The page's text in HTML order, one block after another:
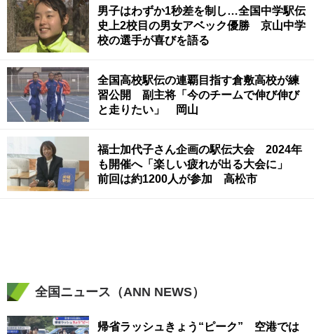
男子はわずか1秒差を制し…全国中学駅伝
史上2校目の男女アベック優勝 京山中学
校の選手が喜びを語る
全国高校駅伝の連覇目指す倉敷高校が練
習公開 副主将「今のチームで伸び伸び
と走りたい」 岡山
福士加代子さん企画の駅伝大会 2024年
も開催へ「楽しい疲れが出る大会に」
前回は約1200人が参加 高松市
全国ニュース（ANN NEWS）
帰省ラッシュきょう“ピーク” 空港では